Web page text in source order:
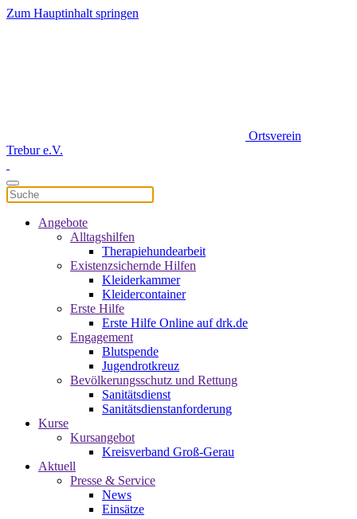
Zum Hauptinhalt springen
Ortsverein
Trebur e.V.
Angebote
Alltagshilfen
Therapiehundearbeit
Existenzsichernde Hilfen
Kleiderkammer
Kleidercontainer
Erste Hilfe
Erste Hilfe Online auf drk.de
Engagement
Blutspende
Jugendrotkreuz
Bevölkerungsschutz und Rettung
Sanitätsdienst
Sanitätsdienstanforderung
Kurse
Kursangebot
Kreisverband Groß-Gerau
Aktuell
Presse & Service
News
Einsätze